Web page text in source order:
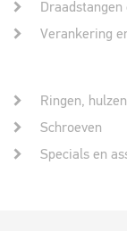
Draadstangen
Verankering
Ringen,
Schroeven
Specials en